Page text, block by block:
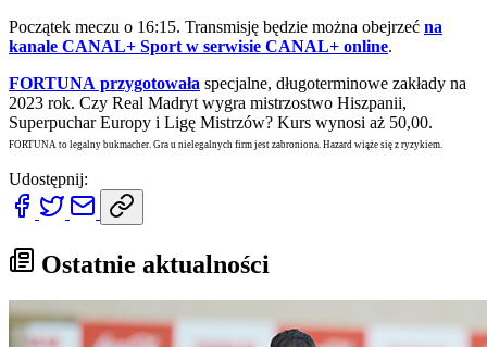
Początek meczu o 16:15. Transmisję będzie można obejrzeć na
kanale CANAL+ Sport w serwisie CANAL+ online.
FORTUNA przygotowała specjalne, długoterminowe zakłady na
2023 rok. Czy Real Madryt wygra mistrzostwo Hiszpanii,
Superpuchar Europy i Ligę Mistrzów? Kurs wynosi aż 50,00.
FORTUNA to legalny bukmacher. Gra u nielegalnych firm jest zabroniona. Hazard wiąże się z ryzykiem.
Udostępnij:
Ostatnie aktualności